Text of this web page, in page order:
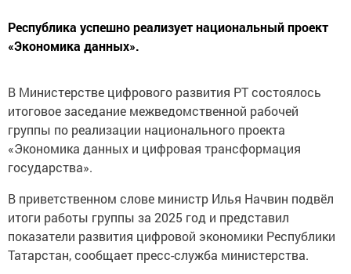
Республика успешно реализует национальный проект
«Экономика данных».
В Министерстве цифрового развития РТ состоялось
итоговое заседание межведомственной рабочей
группы по реализации национального проекта
«Экономика данных и цифровая трансформация
государства».
В приветственном слове министр Илья Начвин подвёл
итоги работы группы за 2025 год и представил
показатели развития цифровой экономики Республики
Татарстан, сообщает пресс-служба министерства.